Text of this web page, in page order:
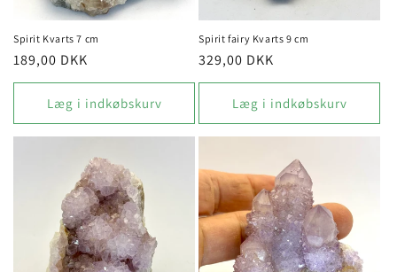
Spirit Kvarts 7 cm
Normalpris
189,00 DKK
Læg i indkøbskurv
Spirit fairy Kvarts 9 cm
Normalpris
329,00 DKK
Læg i indkøbskurv